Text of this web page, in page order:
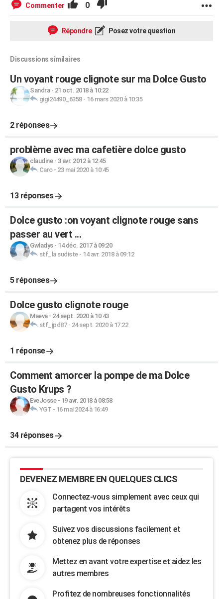
Commenter 0
Répondre Posez votre question
Discussions similaires
Un voyant rouge clignote sur ma Dolce Gusto
Sandra- 21 oct. 2018 à 10:22
gigi24490_6358- 16 mars 2020 à 10:35
2 réponses
problème avec ma cafetière dolce gusto
claudine- 3 avr. 2012 à 12:45
Caro- 23 mai 2020 à 10:45
13 réponses
Dolce gusto :on voyant clignote rouge sans
passer au vert ...
Gwladys- 14 déc. 2017 à 09:20
stf_la sudiste- 14 avr. 2018 à 09:12
5 réponses
Dolce gusto clignote rouge
Maeva- 24 sept. 2020 à 10:43
stf_jpd87- 24 sept. 2020 à 17:22
1 réponse
Comment amorcer la pompe de ma Dolce
Gusto Krups ?
EveJosse- 19 avr. 2018 à 08:58
YGT - 16 mai 2024 à 16:49
34 réponses
DEVENEZ MEMBRE EN QUELQUES CLICS
Connectez-vous simplement avec ceux qui
partagent vos intérêts
Suivez vos discussions facilement et
obtenez plus de réponses
Mettez en avant votre expertise et aidez les
autres membres
Profitez de nombreuses fonctionnalités